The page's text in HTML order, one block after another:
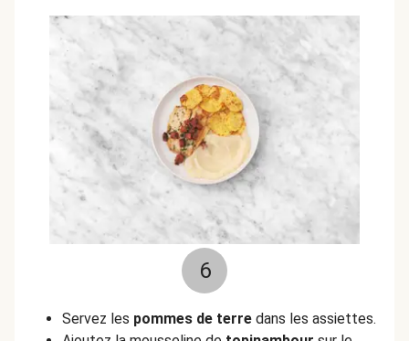
6
Servez les pommes de terre dans les assiettes.